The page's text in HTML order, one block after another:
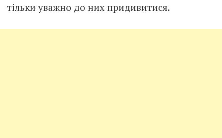
тільки уважно до них придивитися.